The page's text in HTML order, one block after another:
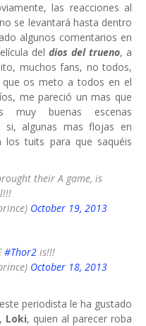
las reacciones al
se levantará hasta dentro
algunos comentarios en
deldios del trueno, a
muchos fans, no todos,
os meto a todos en el
me pareció un mas que
muy buenas escenas
si, algunas mas flojas en
tuits para que saquéis
their A game, is
October 19, 2013
#Thor2 is!!!
October 18, 2013
periodista le ha gustado
Loki, quien al parecer roba